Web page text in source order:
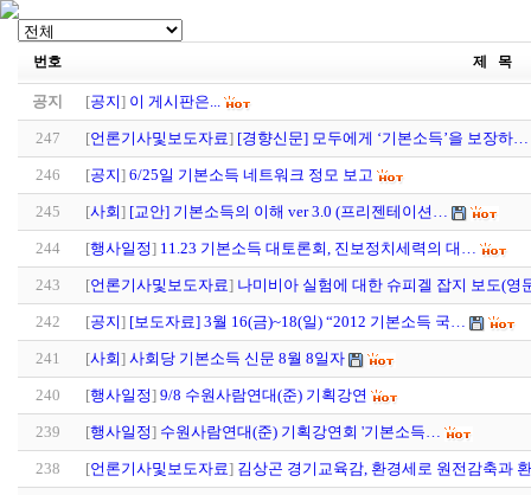
번호 제 목
공지 [공지] 이 게시판은...
247 [언론기사및보도자료] [경향신문] 모두에게 ‘기본소득’을 보장하…
246 [공지] 6/25일 기본소득 네트워크 정모 보고
245 [사회] [교안] 기본소득의 이해 ver 3.0 (프리젠테이션…
244 [행사일정] 11.23 기본소득 대토론회, 진보정치세력의 대…
243 [언론기사및보도자료] 나미비아 실험에 대한 슈피겔 잡지 보도(영
242 [공지] [보도자료] 3월 16(금)~18(일) “2012 기본소득 국…
241 [사회] 사회당 기본소득 신문 8월 8일자
240 [행사일정] 9/8 수원사람연대(준) 기획강연
239 [행사일정] 수원사람연대(준) 기획강연회 '기본소득…
238 [언론기사및보도자료] 김상곤 경기교육감, 환경세로 원전감축과